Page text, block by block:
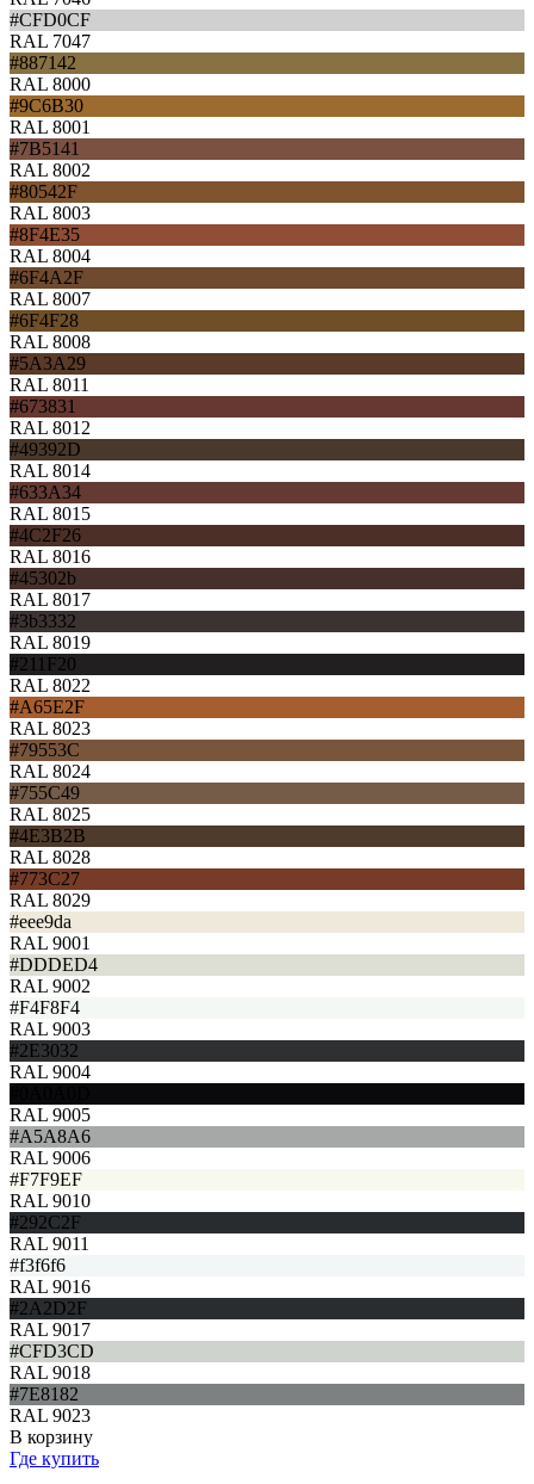
#CFD0CF
RAL 7047
#887142
RAL 8000
#9C6B30
RAL 8001
#7B5141
RAL 8002
#80542F
RAL 8003
#8F4E35
RAL 8004
#6F4A2F
RAL 8007
#6F4F28
RAL 8008
#5A3A29
RAL 8011
#673831
RAL 8012
#49392D
RAL 8014
#633A34
RAL 8015
#4C2F26
RAL 8016
#45302b
RAL 8017
#3b3332
RAL 8019
#211F20
RAL 8022
#A65E2F
RAL 8023
#79553C
RAL 8024
#755C49
RAL 8025
#4E3B2B
RAL 8028
#773C27
RAL 8029
#eee9da
RAL 9001
#DDDED4
RAL 9002
#F4F8F4
RAL 9003
#2E3032
RAL 9004
RAL 9005
#A5A8A6
RAL 9006
#F7F9EF
RAL 9010
#292C2F
RAL 9011
#f3f6f6
RAL 9016
#2A2D2F
RAL 9017
#CFD3CD
RAL 9018
#7E8182
RAL 9023
В корзину
Где купить